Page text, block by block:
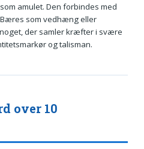
amulet. Den forbindes med
som vedhæng eller
der samler kræfter i svære
og talisman.
over 10